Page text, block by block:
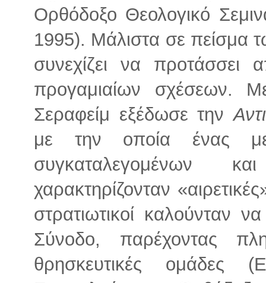
Ορθόδοξο Θεολογικό
1995). Μάλιστα σε πείσμα
συνεχίζει να προτάσσει
προγαμιαίων σχέσεων.
Σεραφείμ εξέδωσε την
με την οποία ένας
συγκαταλεγομένων
χαρακτηρίζονταν
στρατιωτικοί καλούνταν
Σύνοδο, παρέχοντας
θρησκευτικές ομάδες